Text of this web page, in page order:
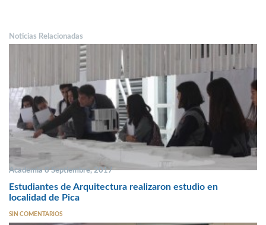
Noticias Relacionadas
Academia 8 Septiembre, 2017
Estudiantes de Arquitectura realizaron estudio en
localidad de Pica
SIN COMENTARIOS